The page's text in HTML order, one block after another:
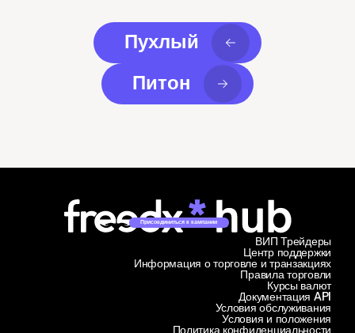
Пухлый
Питон
Присоединиться к кампании
Центр поддержки
Информация о торговле и транзакциях
ВИП Трейдеры
Правила торговли
Курсы валют
Документация API
Условия обслуживания
Условия и положения
Политика конфиденциальности